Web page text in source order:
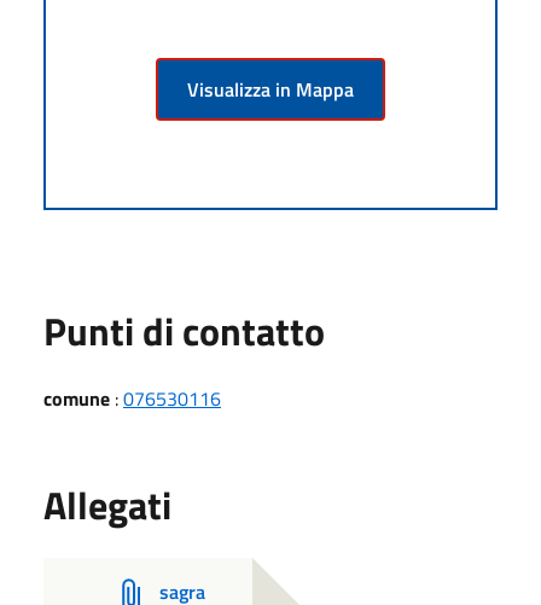
Visualizza in Mappa
Punti di contatto
comune :076530116
Allegati
sagra